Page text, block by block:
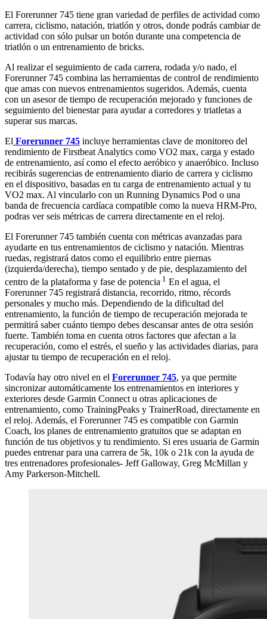
El Forerunner 745 tiene gran variedad de perfiles de actividad como
carrera, ciclismo, natación, triatlón y otros, donde podrás cambiar de
actividad con sólo pulsar un botón durante una competencia de
triatlón o un entrenamiento de bricks.
Al realizar el seguimiento de cada carrera, rodada y/o nado, el
Forerunner 745 combina las herramientas de control de rendimiento
que amas con nuevos entrenamientos sugeridos. Además, cuenta
con un asesor de tiempo de recuperación mejorado y funciones de
seguimiento del bienestar para ayudar a corredores y triatletas a
superar sus marcas.
El Forerunner 745 incluye herramientas clave de monitoreo del
rendimiento de Firstbeat Analytics como VO2 max, carga y estado
de entrenamiento, así como el efecto aeróbico y anaeróbico. Incluso
recibirás sugerencias de entrenamiento diario de carrera y ciclismo
en el dispositivo, basadas en tu carga de entrenamiento actual y tu
VO2 max. Al vincularlo con un Running Dynamics Pod o una
banda de frecuencia cardíaca compatible como la nueva HRM-Pro,
podras ver seis métricas de carrera directamente en el reloj.
El Forerunner 745 también cuenta con métricas avanzadas para
ayudarte en tus entrenamientos de ciclismo y natación. Mientras
ruedas, registrará datos como el equilibrio entre piernas
(izquierda/derecha), tiempo sentado y de pie, desplazamiento del
centro de la plataforma y fase de potencia .1 En el agua, el
Forerunner 745 registrará distancia, recorrido, ritmo, récords
personales y mucho más. Dependiendo de la dificultad del
entrenamiento, la función de tiempo de recuperación mejorada te
permitirá saber cuánto tiempo debes descansar antes de otra sesión
fuerte. También toma en cuenta otros factores que afectan a la
recuperación, como el estrés, el sueño y las actividades diarias, para
ajustar tu tiempo de recuperación en el reloj.
Todavía hay otro nivel en el Forerunner 745, ya que permite
sincronizar automáticamente los entrenamientos en interiores y
exteriores desde Garmin Connect u otras aplicaciones de
entrenamiento, como TrainingPeaks y TrainerRoad, directamente en
el reloj. Además, el Forerunner 745 es compatible con Garmin
Coach, los planes de entrenamiento gratuitos que se adaptan en
función de tus objetivos y tu rendimiento. Si eres usuaria de Garmin
puedes entrenar para una carrera de 5k, 10k o 21k con la ayuda de
tres entrenadores profesionales- Jeff Galloway, Greg McMillan y
Amy Parkerson-Mitchell.